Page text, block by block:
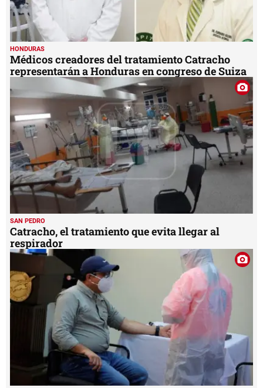
HONDURAS
Médicos creadores del tratamiento Catracho
representarán a Honduras en congreso de Suiza
SAN PEDRO
Catracho, el tratamiento que evita llegar al
respirador